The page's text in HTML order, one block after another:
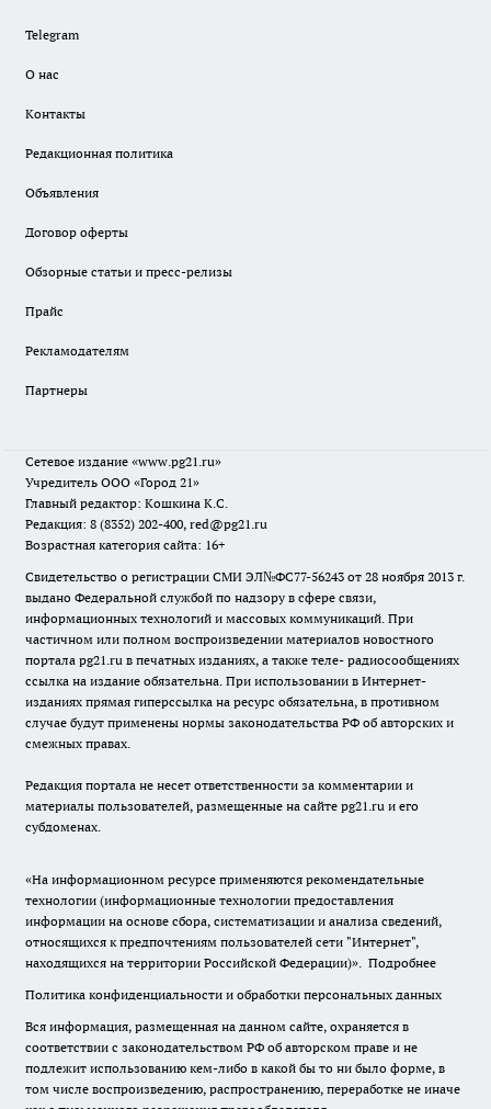
Telegram
О нас
Контакты
Редакционная политика
Объявления
Договор оферты
Обзорные статьи и пресс-релизы
Прайс
Рекламодателям
Партнеры
Сетевое издание «www.pg21.ru»
Учредитель ООО «Город 21»
Главный редактор: Кошкина К.С.
Редакция: 8 (8352) 202-400, red@pg21.ru
Возрастная категория сайта: 16+
Свидетельство о регистрации СМИ ЭЛ№ФС77-56243 от 28 ноября 2013 г.
выдано Федеральной службой по надзору в сфере связи,
информационных технологий и массовых коммуникаций. При
частичном или полном воспроизведении материалов новостного
портала pg21.ru в печатных изданиях, а также теле- радиосообщениях
ссылка на издание обязательна. При использовании в Интернет-
изданиях прямая гиперссылка на ресурс обязательна, в противном
случае будут применены нормы законодательства РФ об авторских и
смежных правах.
Редакция портала не несет ответственности за комментарии и
материалы пользователей, размещенные на сайте pg21.ru и его
субдоменах.
«На информационном ресурсе применяются рекомендательные
технологии (информационные технологии предоставления
информации на основе сбора, систематизации и анализа сведений,
относящихся к предпочтениям пользователей сети "Интернет",
находящихся на территории Российской Федерации)». Подробнее
Политика конфиденциальности и обработки персональных данных
Вся информация, размещенная на данном сайте, охраняется в
соответствии с законодательством РФ об авторском праве и не
подлежит использованию кем-либо в какой бы то ни было форме, в
том числе воспроизведению, распространению, переработке не иначе